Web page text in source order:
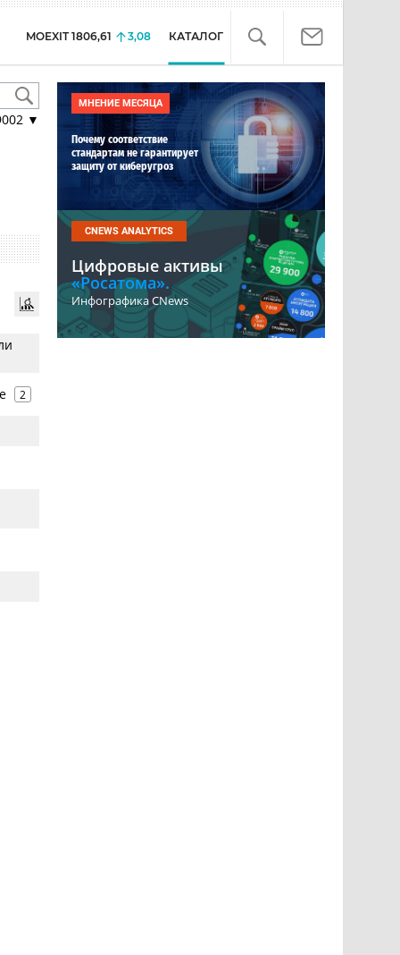
MOEXIT 1806,61 3,08 КАТАЛОГ
▼
2
МНЕНИЕ МЕСЯЦА
Почему соответствие
стандартам не гарантирует
защиту от киберугроз
CNEWS ANALYTICS
Цифровые активы
«Росатома».
Инфографика CNews